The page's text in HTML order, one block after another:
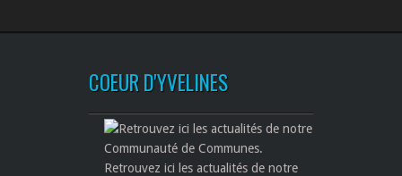
COEUR D'YVELINES
Retrouvez ici les actualités de notre